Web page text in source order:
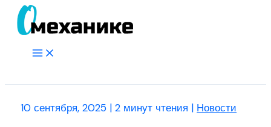
Перейти
Main
10 сентября, 2025 |2 минут чтения | Новости